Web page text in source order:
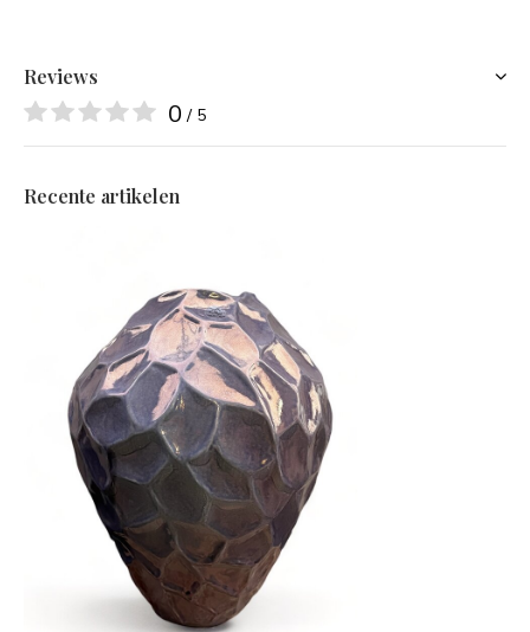
Reviews
0 / 5
Recente artikelen